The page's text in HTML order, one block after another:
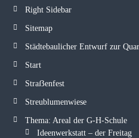
Right Sidebar
Sitemap
Städtebaulicher Entwurf zur
Start
Straẞenfest
Streublumenwiese
Thema: Areal der G-H-Schule
Ideenwerkstatt – der Freitag